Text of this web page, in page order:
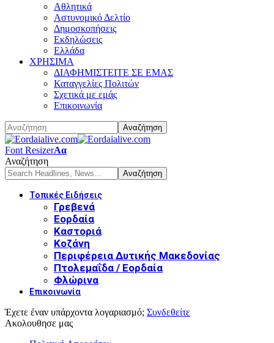
Αθλητικά
Αστυνομικό Δελτίο
Δημοσκοπήσεις
Εκδηλώσεις
Ελλάδα
ΧΡΗΣΙΜΑ
ΔΙΑΦΗΜΙΣΤΕΙΤΕ ΣΕ ΕΜΑΣ
Καταγγελίες Πολιτών
Σχετικά με εμάς
Επικοινωνία
Font ResizerΑα
Αναζήτηση
Τοπικές Ειδήσεις
Γρεβενά
Εορδαία
Καστοριά
Κοζάνη
Περιφέρεια Δυτικής Μακεδονίας
Πτολεμαΐδα / Εορδαία
Φλώρινα
Επικοινωνία
Έχετε έναν υπάρχοντα λογαριασμό; Συνδεθείτε
Ακολουθησε μας